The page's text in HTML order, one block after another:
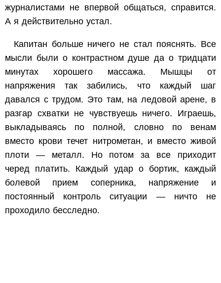
журналистами не впервой общаться, справится.
А я действительно устал.
Капитан больше ничего не стал пояснять. Все
мысли были о контрастном душе да о тридцати
минутах хорошего массажа. Мышцы от
напряжения так забились, что каждый шаг
давался с трудом. Это там, на ледовой арене, в
разгар схватки не чувствуешь ничего. Играешь,
выкладываясь по полной, словно по венам
вместо крови течет нитрометан, и вместо живой
плоти — металл. Но потом за все приходит
черед платить. Каждый удар о бортик, каждый
болевой прием соперника, напряжение и
постоянный контроль ситуации — ничто не
проходило бесследно.